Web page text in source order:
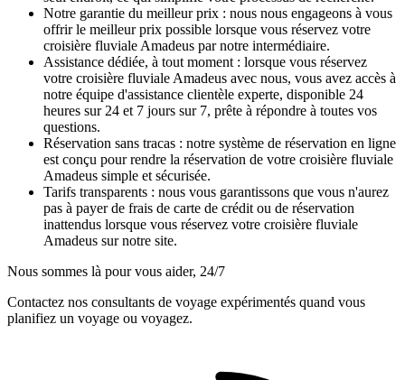
Notre garantie du meilleur prix : nous nous engageons à vous
offrir le meilleur prix possible lorsque vous réservez votre
croisière fluviale Amadeus par notre intermédiaire.
Assistance dédiée, à tout moment : lorsque vous réservez
votre croisière fluviale Amadeus avec nous, vous avez accès à
notre équipe d'assistance clientèle experte, disponible 24
heures sur 24 et 7 jours sur 7, prête à répondre à toutes vos
questions.
Réservation sans tracas : notre système de réservation en ligne
est conçu pour rendre la réservation de votre croisière fluviale
Amadeus simple et sécurisée.
Tarifs transparents : nous vous garantissons que vous n'aurez
pas à payer de frais de carte de crédit ou de réservation
inattendus lorsque vous réservez votre croisière fluviale
Amadeus sur notre site.
Nous sommes là pour vous aider, 24/7
Contactez nos consultants de voyage expérimentés quand vous
planifiez un voyage ou voyagez.